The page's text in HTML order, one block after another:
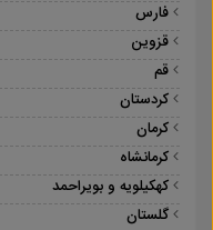
فارس
قزوین
قم
کردستان
کرمان
کرمانشاه
کهکیلویه و بویراحمد
گلستان